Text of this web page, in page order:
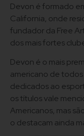
Devon é formado
California, onde
fundador da Free
dos mais fortes
Devon é o mais
americano de
dedicados ao
os títulos vale
Americanos, mas
o destacam ainda